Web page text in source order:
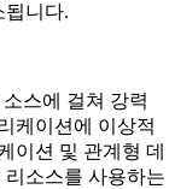
됩니다.
스에 걸쳐 강력
케이션에 이상적
이션 및 관계형 데
소스를 사용하는